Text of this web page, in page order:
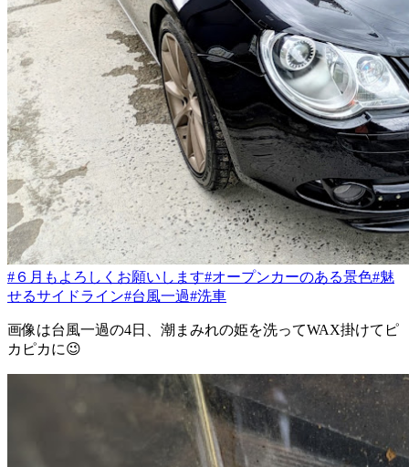
#６月もよろしくお願いします#オープンカーのある景色#魅
せるサイドライン#台風一過#洗車
画像は台風一過の4日、潮まみれの姫を洗ってWAX掛けてピ
カピカに😉